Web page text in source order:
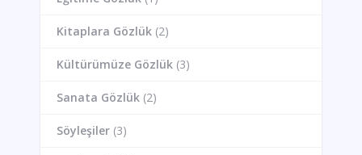
Kitaplara Gözlük(2)
Kültürümüze Gözlük(3)
Sanata Gözlük(2)
Söyleşiler(3)